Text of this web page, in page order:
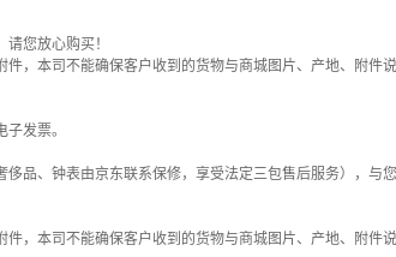
您放心购买！
，本司不能确保客户收到的货物与商城图片、产地、附
发票。
品、钟表由京东联系保修，享受法定三包售后服务），
，本司不能确保客户收到的货物与商城图片、产地、附